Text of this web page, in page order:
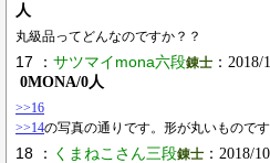
人
丸級品ってどんなのですか？？
17 ： サツマイmona六段錬士 ：
0MONA/0人
>>16
>>14の写真の通りです。形が丸いものです
18 ： くまねこさん三段錬士 ：2018/